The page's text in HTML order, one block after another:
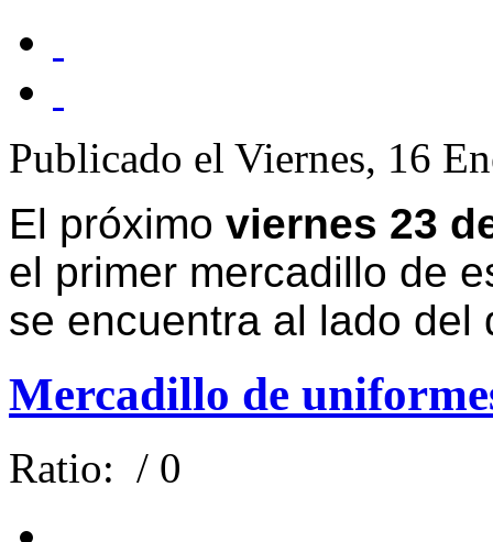
Publicado el Viernes, 16
El próximo viernes 23
el primer mercadillo de
se encuentra al lado del
Mercadillo de
Ratio: / 0